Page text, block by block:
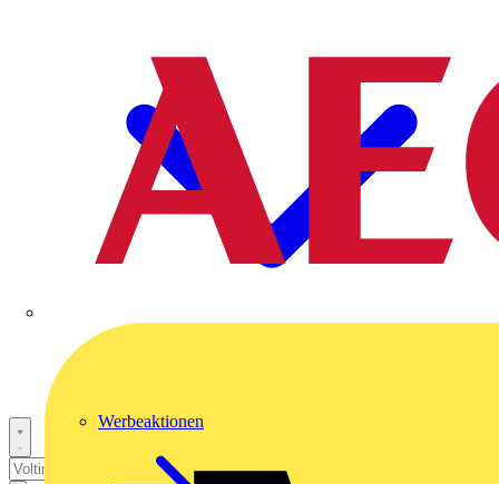
Werbeaktionen